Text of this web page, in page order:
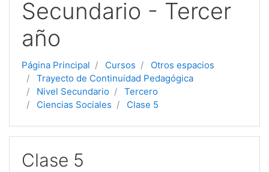
Secundario - Tercer
año
Página Principal Cursos
Otros espacios
Trayecto de Continuidad Pedagógica
Nivel Secundario
Tercero
Ciencias Sociales
Clase 5
Clase 5